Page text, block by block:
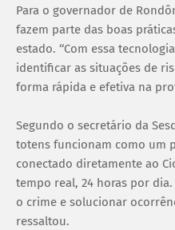
Para o governador de
fazem parte das boas
estado. ‘‘Com essa
identificar as situações de
forma rápida e efetiva na
Segundo o secretário da
totens funcionam como um
conectado diretamente ao
tempo real, 24 horas por
o crime e solucionar
ressaltou.